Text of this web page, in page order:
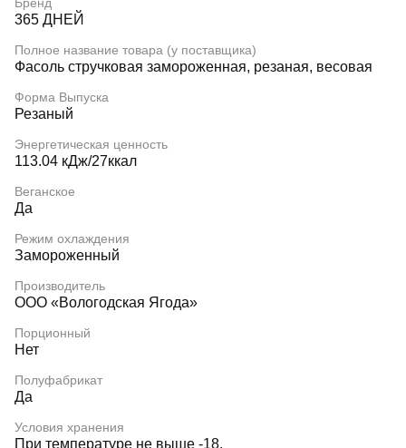
365 ДНЕЙ
Полное название товара (у поставщика)
Фасоль стручковая замороженная, резаная, весовая
Форма Выпуска
Резаный
Энергетическая ценность
113.04 кДж/27ккал
Веганское
Да
Режим охлаждения
Замороженный
Производитель
ООО «Вологодская Ягода»
Порционный
Нет
Полуфабрикат
Да
Условия хранения
При температуре не выше -18.